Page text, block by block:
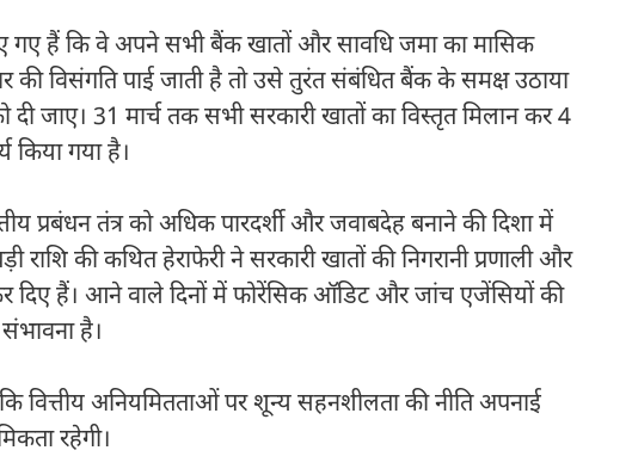
गए हैं कि वे अपने सभी बैंक खातों और सावधि जमा का मासिक
की विसंगति पाई जाती है तो उसे तुरंत संबंधित बैंक के समक्ष उठाया
दी जाए। 31 मार्च तक सभी सरकारी खातों का विस्तृत मिलान कर 4
किया गया है।
प्रबंधन तंत्र को अधिक पारदर्शी और जवाबदेह बनाने की दिशा में
राशि की कथित हेराफेरी ने सरकारी खातों की निगरानी प्रणाली और
दिए हैं। आने वाले दिनों में फोरेंसिक ऑडिट और जांच एजेंसियों की
है।
वित्तीय अनियमितताओं पर शून्य सहनशीलता की नीति अपनाई
रहेगी।